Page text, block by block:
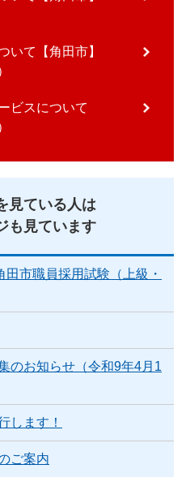
いて【角田市】
ビスについて
見ている人は
も見ています
市職員採用試験（上級・
のお知らせ（令和9年4月1
します！
ご案内